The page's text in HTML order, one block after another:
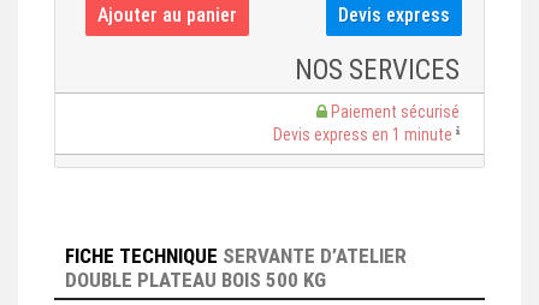
NOS SERVICES
Paiement sécurisé
Devis express en 1 minute
FICHE TECHNIQUE SERVANTE D’ATELIER
DOUBLE PLATEAU BOIS 500 KG